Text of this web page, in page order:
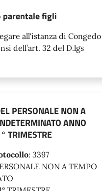
parentale figli
all'istanza di Congedo
dell’art. 32 del D.lgs
PERSONALE NON A
ANNO
TRIMESTRE
: 3397
NON A TEMPO